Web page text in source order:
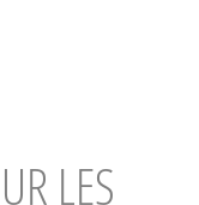
LES